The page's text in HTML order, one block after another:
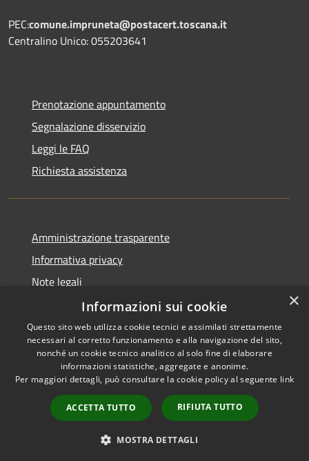
PEC:comune.impruneta@postacert.toscana.it
Centralino Unico: 055203641
Prenotazione appuntamento
Segnalazione disservizio
Leggi le FAQ
Richiesta assistenza
Amministrazione trasparente
Informativa privacy
Note legali
Dichiarazione di accessibilità
RSS
Accessibilità
Copyright © 2026 • Comune di
Municipium•
Accesso
redazione
×
Informazioni sui cookie
Questo sito web utilizza cookie tecnici e assimilati strettamente
necessari al corretto funzionamento e alla navigazione del sito,
nonché un cookie tecnico analitico al solo fine di elaborare
informazioni statistiche, aggregate e anonime.
Per maggiori dettagli, può consultare la cookie policy al seguente link
ACCETTA TUTTO RIFIUTA TUTTO
MOSTRA DETTAGLI